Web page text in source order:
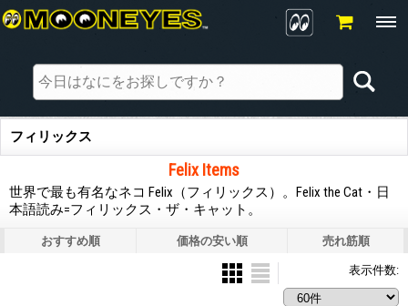
フィリックス
Felix Items
世界で最も有名なネコ Felix（フィリックス）。Felix the Cat・日
本語読み=フィリックス・ザ・キャット。
おすすめ順 価格の安い順 売れ筋順
表示件数: